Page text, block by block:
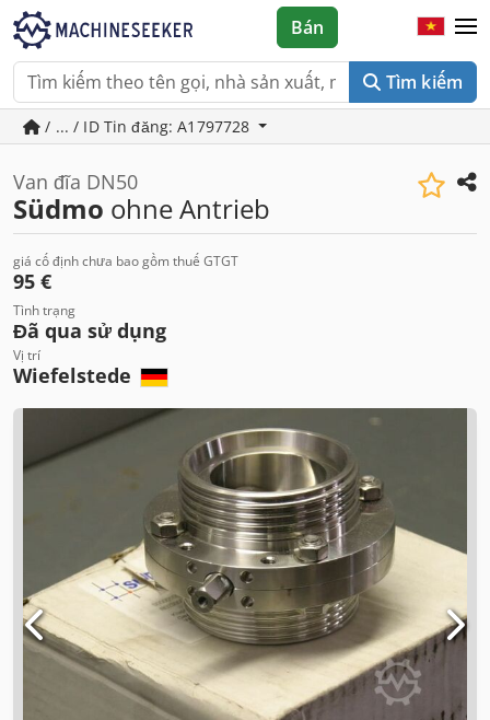
Tìm kiếm
Bán
/ ... / ID Tin đăng: A1797728
Van đĩa DN50
Südmo ohne Antrieb
giá cố định chưa bao gồm thuế GTGT
95 €
Tình trạng
Đã qua sử dụng
Vị trí
Wiefelstede